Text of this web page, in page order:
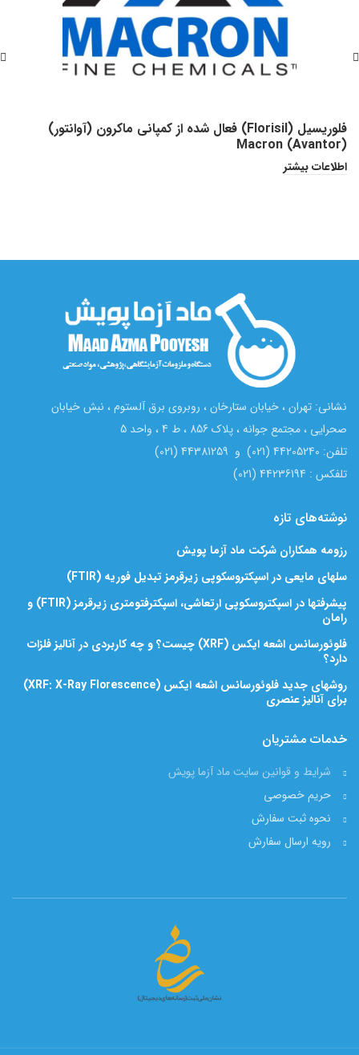
فلوریسیل (Florisil) فعال شده از کمپانی ماکرون (آوانتور)
Macron (Avantor)
اطلاعات بیشتر
نشانی: تهران ، خیابان ستارخان ، روبروی برق آلستوم ، نبش خیابان
صحرایی ، مجتمع جوانه ، پلاک 856 ، ط 4 ، واحد 5
تلفن: 44205240 (021) و 44381259 (021)
تلفکس : 44236194 (021)
نوشته‌های تازه
رزومه همکاران شرکت ماد آزما پویش
سلهای مایعی در اسپکتروسکوپی زیرقرمز تبدیل فوریه (FTIR)
پیشرفتها در اسپکتروسکوپی ارتعاشی، اسپکترفتومتری زیرقرمز (FTIR) و
رامان
فلوئورسانس اشعه ایکس (XRF) چیست؟ و چه کاربردی در آنالیز فلزات
دارد؟
روشهای جدید فلوئورسانس اشعه ایکس (XRF: X-Ray Florescence)
برای آنالیز عنصری
خدمات مشتریان
شرایط و قوانین سایت ماد آزما پویش
حریم خصوصی
نحوه ثبت سفارش
رویه ارسال سفارش